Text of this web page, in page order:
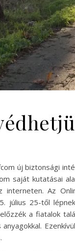
új biztonsági
saját kutatásai
interneten. Az
július 25-től
a fiatalok